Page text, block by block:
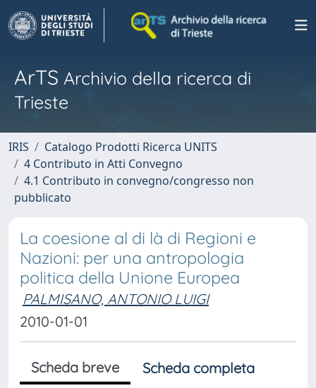
ArTS Archivio della ricerca di
Trieste
IRIS
Catalogo Prodotti Ricerca UNITS
4 Contributo in Atti Convegno
4.1 Contributo in convegno/congresso non
pubblicato
La coesione al di là di Regioni e
Nazioni: per una antropologia
politica della Unione Europea
PALMISANO, ANTONIO LUIGI
2010-01-01
Scheda breve Scheda completa